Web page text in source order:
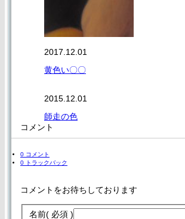
2017.12.01
黄色い〇〇
2015.12.01
師走の色
コメント
0 コメント
0 トラックバック
コメントをお待ちしております
名前( 必須 )